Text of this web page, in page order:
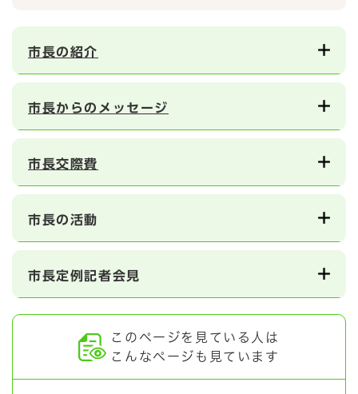
市長の紹介
市長からのメッセージ
市長交際費
市長の活動
市長定例記者会見
このページを見ている人は
こんなページも見ています